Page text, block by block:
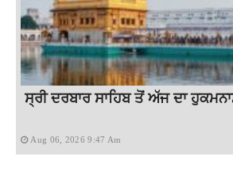
ਸ੍ਰੀ ਦਰਬਾਰ ਸਾਹਿਬ ਤੋਂ ਅੱਜ ਦਾ
Aug 06, 2026 9:47 Am